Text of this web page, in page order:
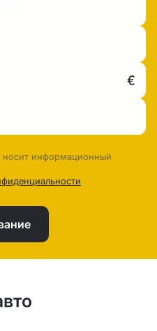
носит информационный